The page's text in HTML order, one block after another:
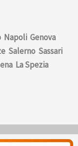
Napoli Genova
Salerno Sassari
La Spezia